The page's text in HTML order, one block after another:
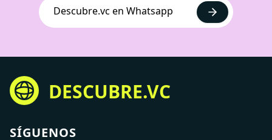
Descubre.vc en Whatsapp
DESCUBRE.VC
SÍGUENOS